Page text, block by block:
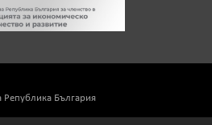
Република България